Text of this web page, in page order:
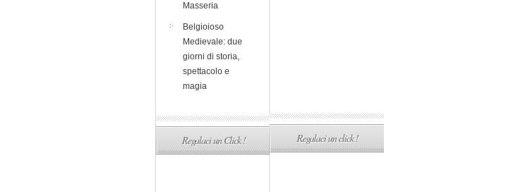
Masseria
Belgioioso
Medievale: due
giorni di storia,
spettacolo e
magia
Regalaci un Click ! Regalaci un click !